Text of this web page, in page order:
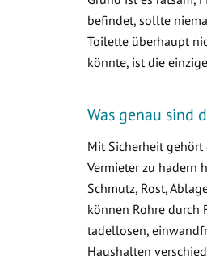
befindet, sollte
Toilette überhaupt
könnte, ist die
Was genau sind
Mit Sicherheit gehört
Vermieter zu hadern
Schmutz, Rost,
können Rohre durch
tadellosen,
Haushalten